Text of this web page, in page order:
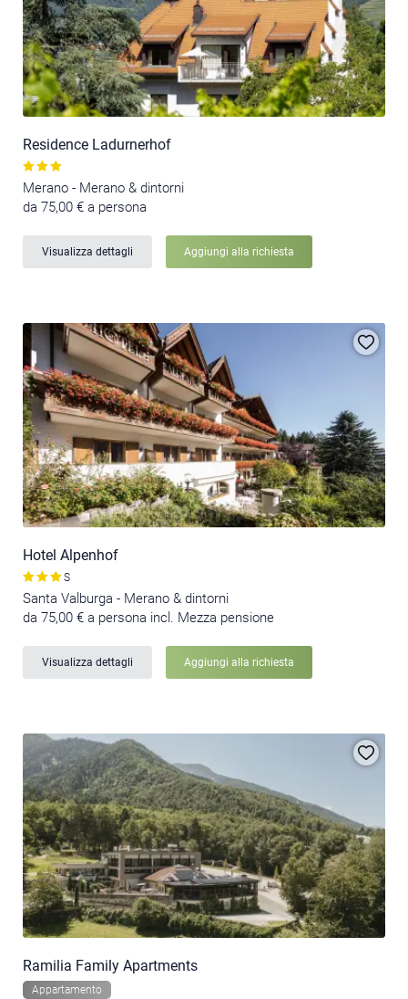
Residence Ladurnerhof
Merano - Merano & dintorni
da 75,00 € a persona
Visualizza dettagli Aggiungi alla richiesta
Hotel Alpenhof
S
Santa Valburga - Merano & dintorni
da 75,00 € a persona incl. Mezza pensione
Visualizza dettagli Aggiungi alla richiesta
Ramilia Family Apartments
Appartamento